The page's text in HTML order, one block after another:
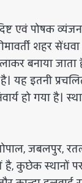
एवं पोषक
शहर
बनाया
यह इतनी
हो गया है।
जबलपुर,
कुछेक स्थानों